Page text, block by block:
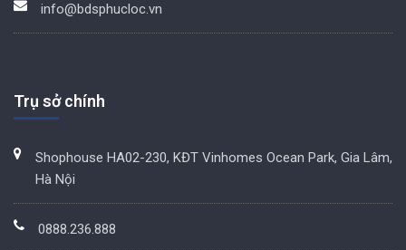
info@bdsphucloc.vn
Trụ sở chính
Shophouse HA02-230, KĐT Vinhomes Ocean Park, Gia Lâm,
Hà Nội
0888.236.888